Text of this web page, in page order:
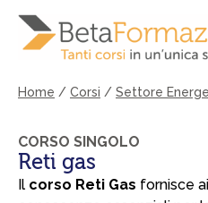
contenuto
Home / Corsi / Settore
CORSO SINGOLO
Reti gas
Il corso Reti Gas fornisce ai